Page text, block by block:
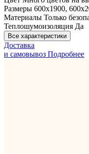
Размеры 600x1900,
Материалы Только
Теплошумоизоляция Да
Все характеристики
Доставка
и самовывоз Подробнее